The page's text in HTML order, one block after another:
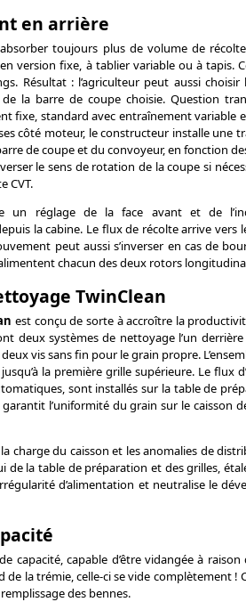
en arrière
absorber toujours plus de volume de
version fixe, à tablier variable ou à tapis.
Résultat : l’agriculteur peut aussi
la barre de coupe choisie. Question
fixe, standard avec entraînement variable
côté moteur, le constructeur installe une
de coupe et du convoyeur, en fonction
le sens de rotation de la coupe si
CVT.
un réglage de la face avant et de
la cabine. Le flux de récolte arrive vers
peut aussi s’inverser en cas de
chacun des deux rotors
TwinClean
est conçu de sorte à accroître la
deux systèmes de nettoyage l’un derrière
vis sans fin pour le grain propre.
la première grille supérieure. Le flux
sont installés sur la table de
garantit l’uniformité du grain sur le caisson
charge du caisson et les anomalies de
de la table de préparation et des grilles,
d’alimentation et neutralise le
capacité, capable d’être vidangée à raison
la trémie, celle-ci se vide complètement !
des bennes.